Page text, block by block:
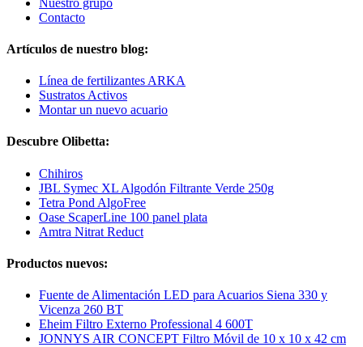
Contacto
Artículos de nuestro blog:
Línea de fertilizantes ARKA
Sustratos Activos
Montar un nuevo acuario
Descubre Olibetta:
Chihiros
JBL Symec XL Algodón Filtrante Verde 250g
Tetra Pond AlgoFree
Oase ScaperLine 100 panel plata
Amtra Nitrat Reduct
Productos nuevos:
Fuente de Alimentación LED para Acuarios Siena 330 y
Vicenza 260 BT
Eheim Filtro Externo Professional 4 600T
JONNYS AIR CONCEPT Filtro Móvil de 10 x 10 x 42 cm